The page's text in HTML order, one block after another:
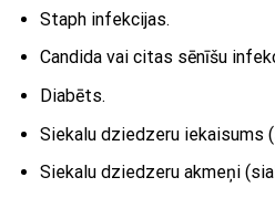
Staph infekcijas.
Candida vai citas sēnīšu
Diabēts.
Siekalu dziedzeru iekaisums
Siekalu dziedzeru akmeņi